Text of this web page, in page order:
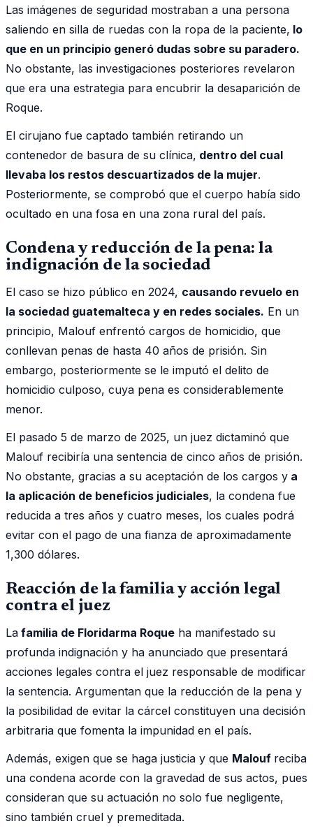
Las imágenes de seguridad mostraban a una persona
saliendo en silla de ruedas con la ropa de la paciente, lo
que en un principio generó dudas sobre su paradero.
No obstante, las investigaciones posteriores revelaron
que era una estrategia para encubrir la desaparición de
Roque.
El cirujano fue captado también retirando un
contenedor de basura de su clínica, dentro del cual
llevaba los restos descuartizados de la mujer.
Posteriormente, se comprobó que el cuerpo había sido
ocultado en una fosa en una zona rural del país.
Condena y reducción de la pena: la
indignación de la sociedad
El caso se hizo público en 2024, causando revuelo en
la sociedad guatemalteca y en redes sociales. En un
principio, Malouf enfrentó cargos de homicidio, que
conllevan penas de hasta 40 años de prisión. Sin
embargo, posteriormente se le imputó el delito de
homicidio culposo, cuya pena es considerablemente
menor.
El pasado 5 de marzo de 2025, un juez dictaminó que
Malouf recibiría una sentencia de cinco años de prisión.
No obstante, gracias a su aceptación de los cargos y a
la aplicación de beneficios judiciales, la condena fue
reducida a tres años y cuatro meses, los cuales podrá
evitar con el pago de una fianza de aproximadamente
1,300 dólares.
Reacción de la familia y acción legal
contra el juez
La familia de Floridarma Roque ha manifestado su
profunda indignación y ha anunciado que presentará
acciones legales contra el juez responsable de modificar
la sentencia. Argumentan que la reducción de la pena y
la posibilidad de evitar la cárcel constituyen una decisión
arbitraria que fomenta la impunidad en el país.
Además, exigen que se haga justicia y que Malouf reciba
una condena acorde con la gravedad de sus actos, pues
consideran que su actuación no solo fue negligente,
sino también cruel y premeditada.